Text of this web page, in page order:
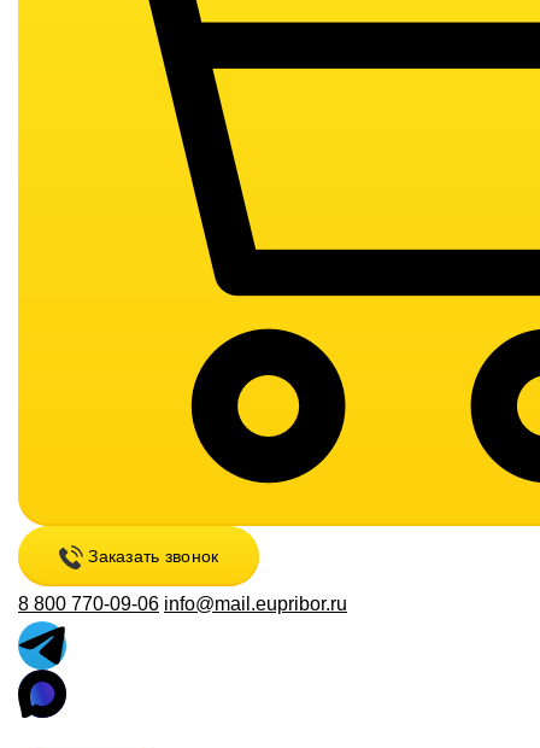
Заказать звонок
8 800 770-09-06 info@mail.eupribor.ru